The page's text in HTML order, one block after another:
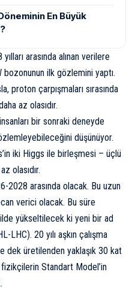
En Büyük
arasında alınan verilere
bozonunun ilk gözlemini yaptı.
proton çarpışmaları sırasında
az olasıdır.
bir sonraki deneyde
düşünüyor.
iki Higgs ile birleşmesi – üçlü
olasıdır.
2028 arasında olacak. Bu uzun
verici olacak. Bu süre
yükseltilecek ki yeni bir ad
LHC). 20 yılı aşkın çalışma
dek üretilenden yaklaşık 30 kat
Standart Model’in